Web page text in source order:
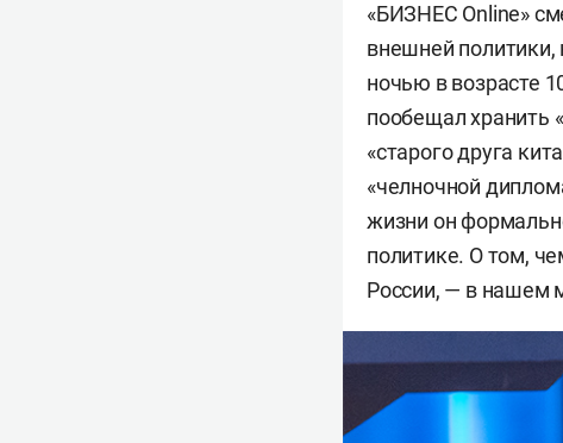
«БИЗНЕС Online»
внешней политики,
ночью в возрасте
пообещал хранить
«старого друга
«челночной
жизни он
политике. О том,
России, — в нашем